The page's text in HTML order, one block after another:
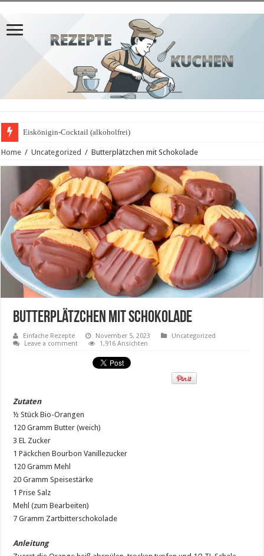
Eiskönigin-Cocktail (alkoholfrei)
Home / Uncategorized / Butterplätzchen mit Schokolade
Butterplätzchen mit Schokolade
Einfache Rezepte November 5, 2023
Uncategorized
Leave a comment
1,916 Ansichten
Zutaten
½ Stück Bio-Orangen
120 Gramm Butter (weich)
3 EL Zucker
1 Päckchen Bourbon Vanillezucker
120 Gramm Mehl
20 Gramm Speisestärke
1 Prise Salz
Mehl (zum Bearbeiten)
7 Gramm Zartbitterschokolade
Anleitung